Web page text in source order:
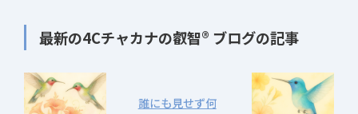
最新の4Cチャカナの叡智® ブログの記事
誰にも見せず何